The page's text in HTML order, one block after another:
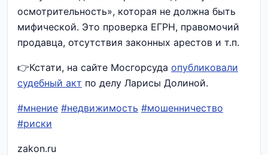
осмотрительность», которая не должна быть
мифической. Это проверка ЕГРН, правомочий
продавца, отсутствия законных арестов и т.п.
👉Кстати, на сайте Мосгорсуда опубликовали
судебный акт по делу Ларисы Долиной.
#мнение #недвижимость #мошенничество
#риски
zakon.ru